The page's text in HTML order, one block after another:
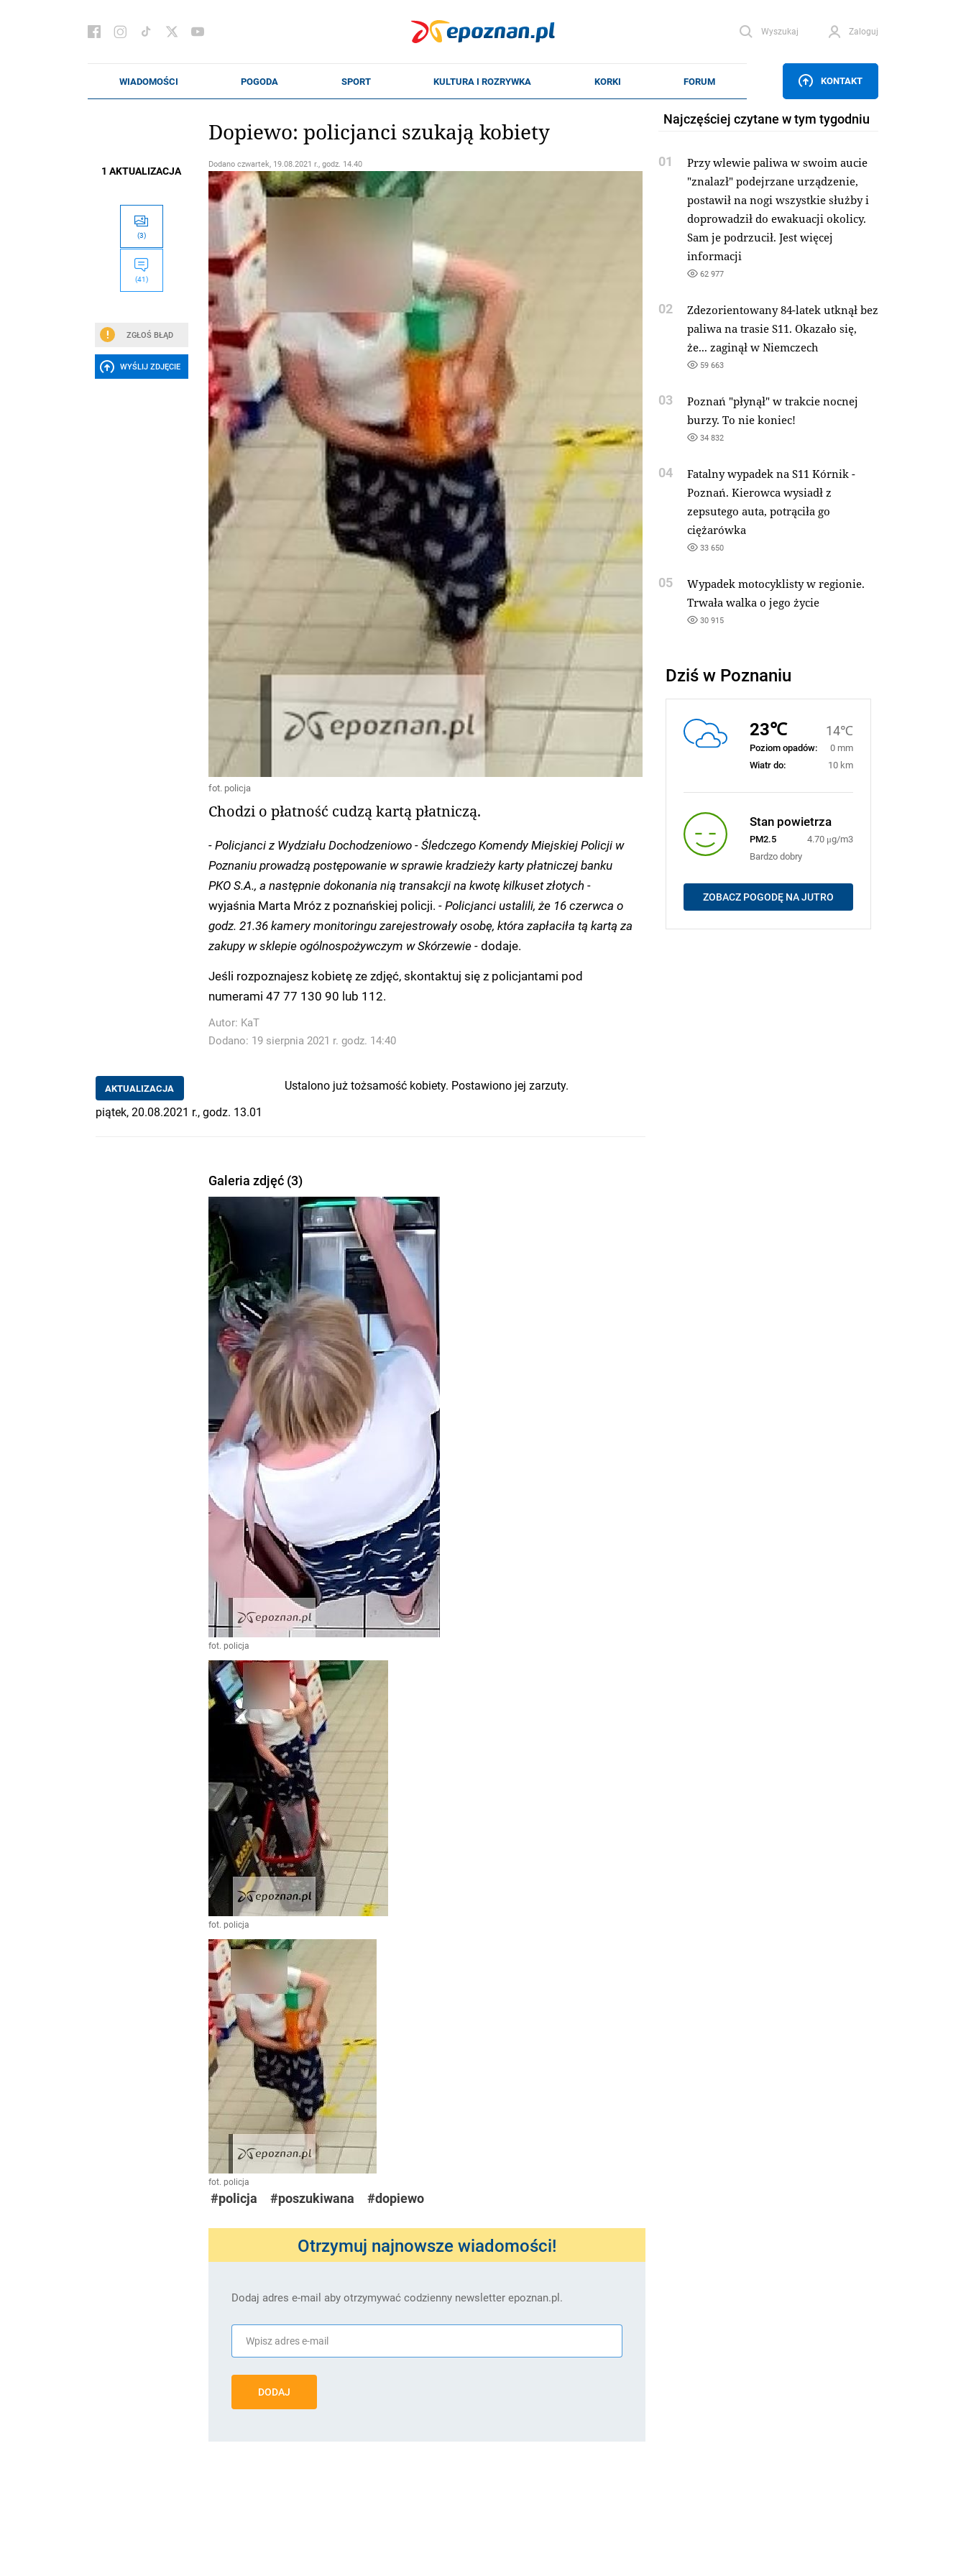
Wyszukaj Zaloguj
KONTAKT
1 AKTUALIZACJA
(3)
(41)
ZGŁOŚ BŁĄD
WYŚLIJ ZDJĘCIE
Dopiewo: policjanci szukają kobiety
Dodano czwartek, 19.08.2021 r., godz. 14.40
fot. policja
Chodzi o płatność cudzą kartą płatniczą.
- Policjanci z Wydziału Dochodzeniowo - Śledczego Komendy Miejskiej Policji w
Poznaniu prowadzą postępowanie w sprawie kradzieży karty płatniczej banku
PKO S.A., a następnie dokonania nią transakcji na kwotę kilkuset złotych -
wyjaśnia Marta Mróz z poznańskiej policji. - Policjanci ustalili, że 16 czerwca o
godz. 21.36 kamery monitoringu zarejestrowały osobę, która zapłaciła tą kartą za
zakupy w sklepie ogólnospożywczym w Skórzewie -dodaje.
Jeśli rozpoznajesz kobietę ze zdjęć, skontaktuj się z policjantami pod
numerami 47 77 130 90 lub 112.
Autor: KaT
Dodano: 19 sierpnia 2021 r. godz. 14:40
AKTUALIZACJA
piątek, 20.08.2021 r., godz. 13.01
Ustalono już tożsamość kobiety. Postawiono jej zarzuty.
Galeria zdjęć (3)
fot. policja
fot. policja
fot. policja
#policja #poszukiwana #dopiewo
Otrzymuj najnowsze wiadomości!
Dodaj adres e-mail aby otrzymywać codzienny newsletter epoznan.pl.
DODAJ
Najczęściej czytane w tym tygodniu
01
Przy wlewie paliwa w swoim aucie
"znalazł" podejrzane urządzenie,
postawił na nogi wszystkie służby i
doprowadził do ewakuacji okolicy.
Sam je podrzucił. Jest więcej
informacji
62 977
02
Zdezorientowany 84-latek utknął bez
paliwa na trasie S11. Okazało się,
że... zaginął w Niemczech
59 663
03
Poznań "płynął" w trakcie nocnej
burzy. To nie koniec!
34 832
04
Fatalny wypadek na S11 Kórnik -
Poznań. Kierowca wysiadł z
zepsutego auta, potrąciła go
ciężarówka
33 650
05
Wypadek motocyklisty w regionie.
Trwała walka o jego życie
30 915
Dziś w Poznaniu
23℃ 14℃
Poziom opadów:
0 mm
Wiatr do:
10 km
Stan powietrza
PM2.5
4.70 μg/m3
Bardzo dobry
ZOBACZ POGODĘ NA JUTRO